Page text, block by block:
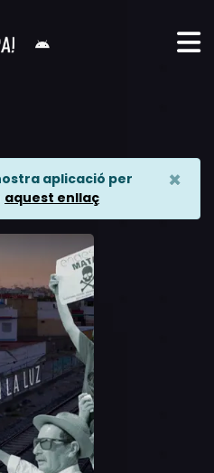
aplicació per
aquest enllaç
×